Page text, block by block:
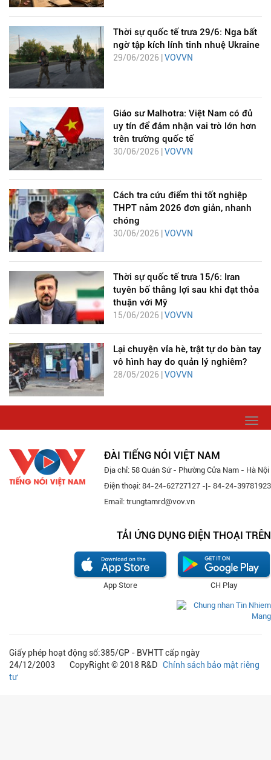
Thời sự quốc tế trưa 29/6: Nga bất
ngờ tập kích lính tinh nhuệ Ukraine
29/06/2026 | VOVVN
Giáo sư Malhotra: Việt Nam có đủ
uy tín để đảm nhận vai trò lớn hơn
trên trường quốc tế
30/06/2026 |VOVVN
Cách tra cứu điểm thi tốt nghiệp
THPT năm 2026 đơn giản, nhanh
chóng
30/06/2026 | VOVVN
Thời sự quốc tế trưa 15/6: Iran
tuyên bố thắng lợi sau khi đạt thỏa
thuận với Mỹ
15/06/2026 | VOVVN
Lại chuyện vỉa hè, trật tự do bàn tay
vô hình hay do quản lý nghiêm?
28/05/2026 | VOVVN
ĐÀI TIẾNG NÓI VIỆT NAM
Địa chỉ: 58 Quán Sứ - Phường Cửa Nam - Hà Nội
Điện thoại: 84-24-62727127 -|- 84-24-39781923
Email: trungtamrd@vov.vn
TẢI ỨNG DỤNG ĐIỆN THOẠI TRÊN
CH Play
App Store
Giấy phép hoạt động số:385/GP - BVHTT cấp ngày
24/12/2003 CopyRight © 2018 R&D Chính sách bảo mật riêng
tư